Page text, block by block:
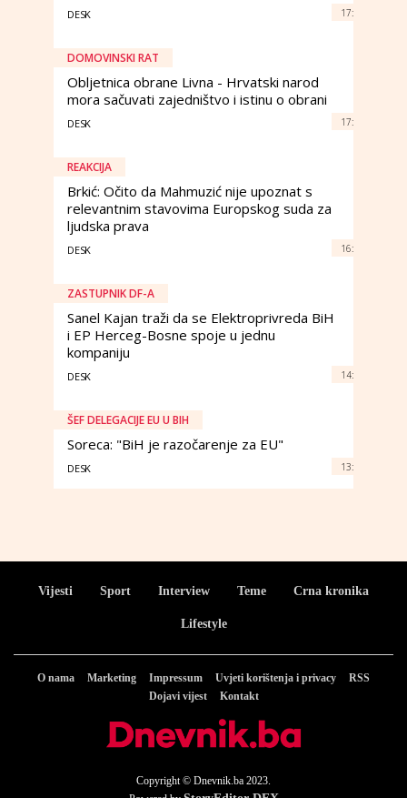
DESK 17:
DOMOVINSKI RAT
Obljetnica obrane Livna - Hrvatski narod
mora sačuvati zajedništvo i istinu o obrani
DESK 17:
REAKCIJA
Brkić: Očito da Mahmuzić nije upoznat s
relevantnim stavovima Europskog suda za
ljudska prava
DESK 16:
ZASTUPNIK DF-A
Sanel Kajan traži da se Elektroprivreda BiH
i EP Herceg-Bosne spoje u jednu
kompaniju
DESK 14:
ŠEF DELEGACIJE EU U BIH
Soreca: "BiH je razočarenje za EU"
DESK 13:
Vijesti Sport Interview Teme Crna kronika
Lifestyle
O nama Marketing Impressum Uvjeti korištenja i privacy
RSS
Dojavi vijest
Kontakt
Copyright © Dnevnik.ba 2023.